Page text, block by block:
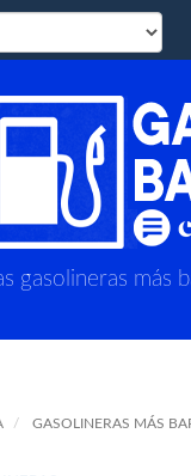
gasolineras más
GASOLINERAS MÁS